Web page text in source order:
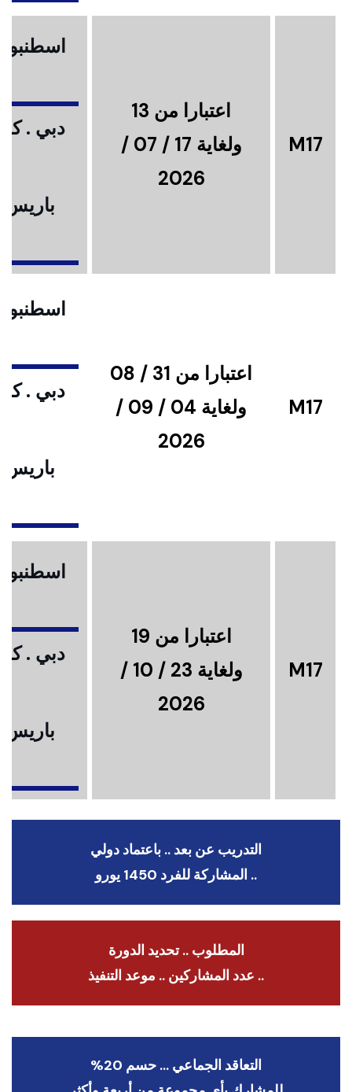
M17
اعتبارا من 13
ولغاية 17 / 07 /
2026
دبي .
باريس
M17
اعتبارا من 31 / 08
ولغاية 04 / 09 /
2026
دبي .
باريس
M17
اعتبارا من 19
ولغاية 23 / 10 /
2026
دبي .
باريس
التدريب عن بعد .. باعتماد دولي
.. المشاركة للفرد 1450 يورو
المطلوب .. تحديد الدورة
.. عدد المشاركين .. موعد التنفيذ
التعاقد الجماعي … حسم 20%